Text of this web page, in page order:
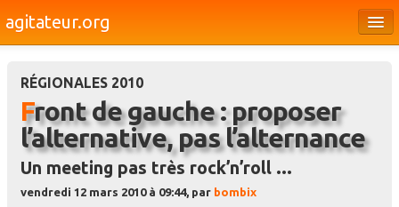
agitateur.org
Bourges & le Cher
Société
Médias
RÉGIONALES 2010
Front de gauche : proposer
l’alternative, pas l’alternance
Un meeting pas très rock’n’roll ...
vendredi 12 mars 2010 à 09:44, par bombix